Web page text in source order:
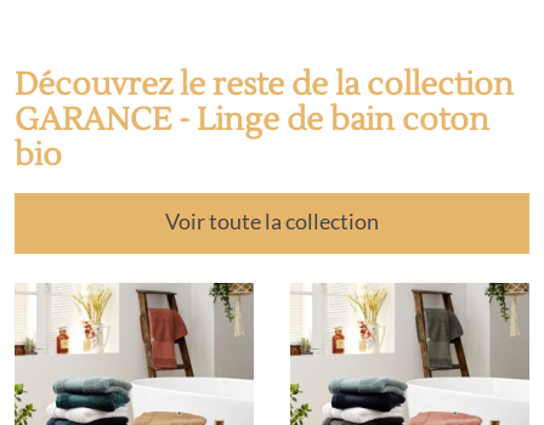
Découvrez le reste de la collection
GARANCE - Linge de bain coton
bio
Voir toute la collection